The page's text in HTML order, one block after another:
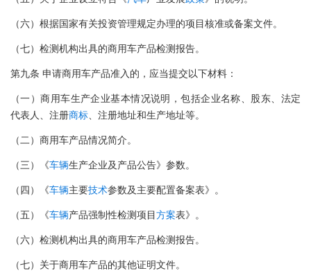
（六）根据国家有关投资管理规定办理的项目核准或备案文件。
（七）检测机构出具的商用车产品检测报告。
第九条 申请商用车产品准入的，应当提交以下材料：
（一）商用车生产企业基本情况说明，包括企业名称、股东、法定
代表人、注册商标 、注册地址和生产地址等。
（二）商用车产品情况简介。
（三）《车辆生产企业及产品公告》参数。
（四）《车辆主要技术参数及主要配置备案表》。
（五）《车辆产品强制性检测项目方案表》。
（六）检测机构出具的商用车产品检测报告。
（七）关于商用车产品的其他证明文件。